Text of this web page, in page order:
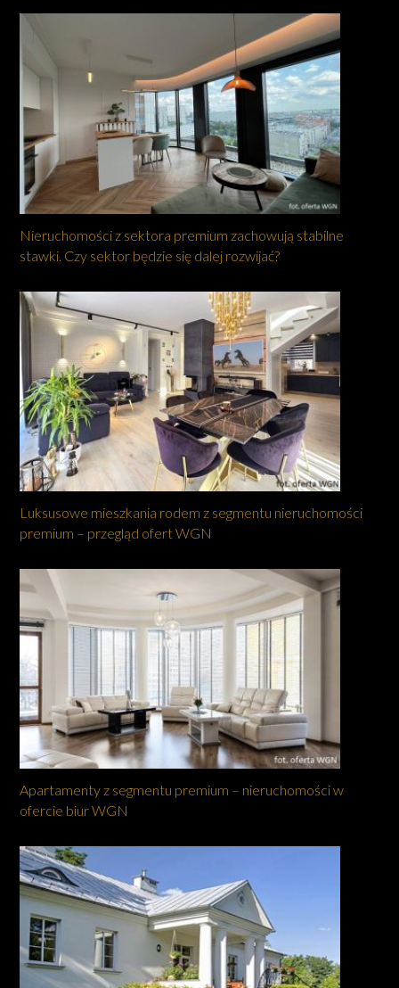
Nieruchomości z sektora premium zachowują stabilne
stawki. Czy sektor będzie się dalej rozwijać?
Luksusowe mieszkania rodem z segmentu nieruchomości
premium – przegląd ofert WGN
Apartamenty z segmentu premium – nieruchomości w
ofercie biur WGN